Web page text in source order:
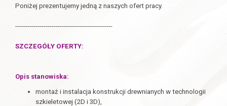
Poniżej prezentujemy jedną z naszych ofert pracy.
------------------------------------------------
SZCZEGÓŁY OFERTY:
Opis stanowiska:
montaż i instalacja konstrukcji drewnianych w technologii
szkieletowej (2D i 3D),